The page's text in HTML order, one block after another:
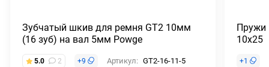
Зубчатый шкив для ремня GT2 10мм
(16 зуб) на вал 5мм Powge
5.0 2 +9 Артикул: GT2-16-11-5
10x25
+1